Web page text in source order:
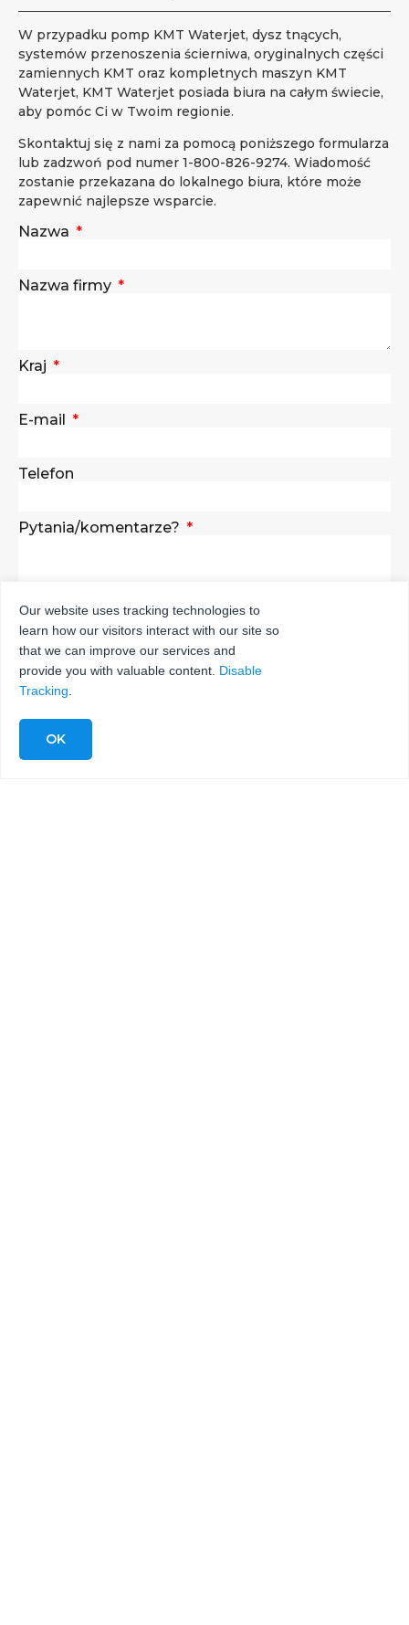
W przypadku pomp KMT Waterjet, dysz tnących,
systemów przenoszenia ścierniwa, oryginalnych części
zamiennych KMT oraz kompletnych maszyn KMT
Waterjet, KMT Waterjet posiada biura na całym świecie,
aby pomóc Ci w Twoim regionie.
Skontaktuj się z nami za pomocą poniższego formularza
lub zadzwoń pod numer 1-800-826-9274. Wiadomość
zostanie przekazana do lokalnego biura, które może
zapewnić najlepsze wsparcie.
Nazwa
Nazwa firmy
Kraj
E-mail
Telefon
Pytania/komentarze?
WYŚLIJ
Our website uses tracking technologies to
learn how our visitors interact with our site so
that we can improve our services and
provide you with valuable content. Disable
Tracking